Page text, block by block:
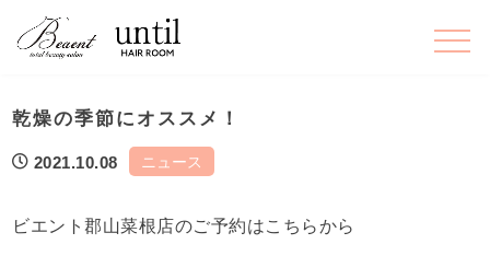
乾燥の季節にオススメ！
2021.10.08 ニュース
ビエント郡山菜根店のご予約はこちらから